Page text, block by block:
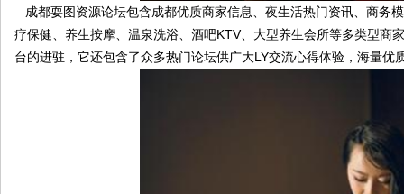
成都耍图资源论坛包含成都优质商家信息、夜生活热门资讯、商务
疗保健、养生按摩、温泉洗浴、酒吧KTV、大型养生会所等多类型商
台的进驻，它还包含了众多热门论坛供广大LY交流心得体验，海量